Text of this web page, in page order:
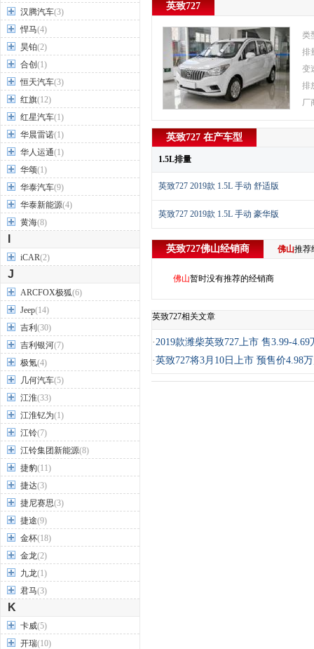
汉腾汽车(3)
悍马(4)
昊铂(2)
合创 (1)
恒天汽车(3)
红旗(12)
红星汽车(1)
华晨雷诺(1)
华人运通(1)
华颂(1)
华泰汽车(9)
华泰新能源(4)
黄海(8)
iCAR(2)
J
ARCFOX极狐(6)
Jeep(14)
吉利 (30)
吉利银河(7)
极氪(4)
几何汽车(5)
江淮(33)
江淮钇为(1)
江铃(7)
江铃集团新能源(8)
捷豹(11)
捷达(3)
捷尼赛思(3)
捷途(9)
金杯(18)
金龙(2)
九龙(1)
君马(3)
K
卡威(5)
开瑞(10)
英致727
类
排
变
排
厂
英致727 在产车型
1.5L排量
英致727 2019款 1.5L 手动 舒适版
英致727 2019款 1.5L 手动 豪华版
英致727佛山经销商 佛山推荐
佛山暂时没有推荐的经销商
英致727相关文章
·2019款潍柴英致727上市 售3.99-4.69
·英致727将3月10日上市 预售价4.98